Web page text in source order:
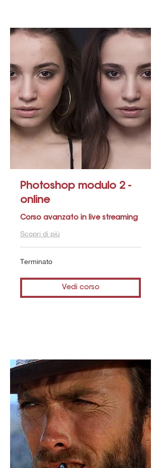
Photoshop modulo 2 -
online
Corso avanzato in live streaming
Scopri di più
Terminato
Vedi corso